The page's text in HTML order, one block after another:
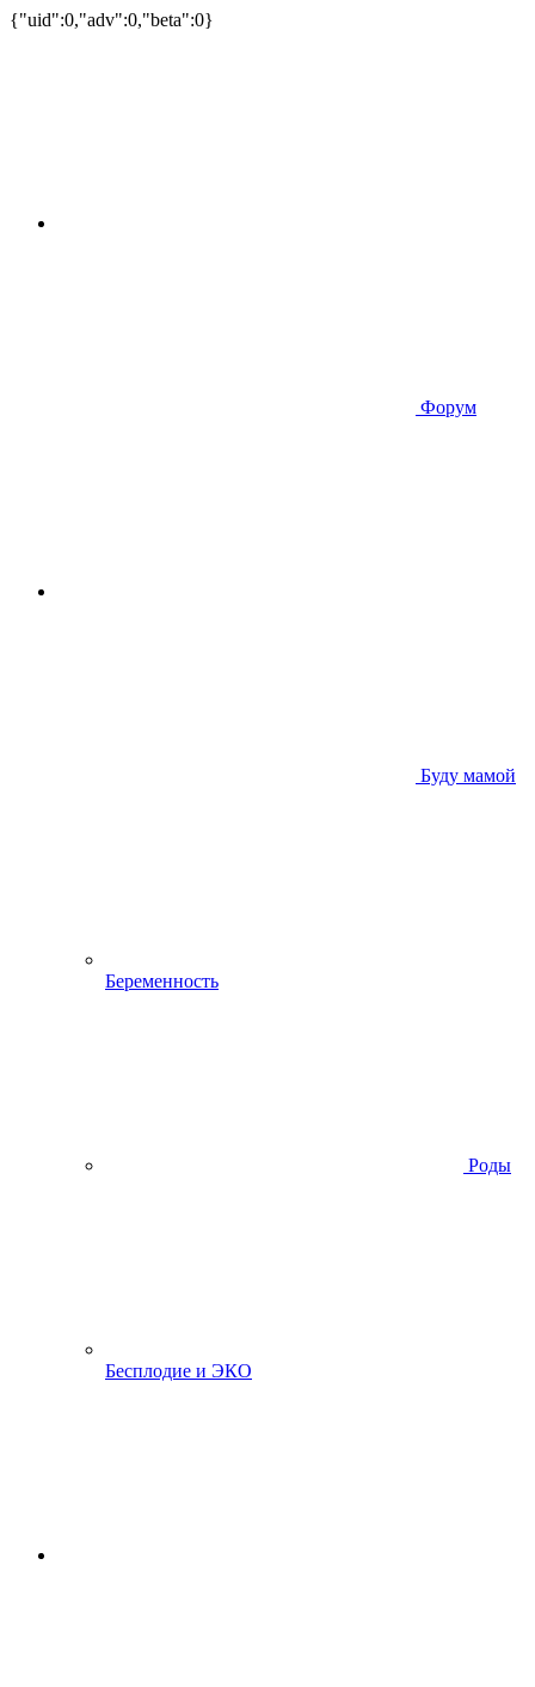
{"uid":0,"adv":0,"beta":0}
Форум
Буду мамой
Беременность
Роды
Бесплодие и ЭКО